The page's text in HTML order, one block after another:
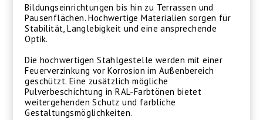
Bildungseinrichtungen bis hin zu Terrassen und
Pausenflächen. Hochwertige Materialien sorgen für
Stabilität, Langlebigkeit und eine ansprechende
Optik.
Die hochwertigen Stahlgestelle werden mit einer
Feuerverzinkung vor Korrosion im Außenbereich
geschützt. Eine zusätzlich mögliche
Pulverbeschichtung in RAL-Farbtönen bietet
weitergehenden Schutz und farbliche
Gestaltungsmöglichkeiten.